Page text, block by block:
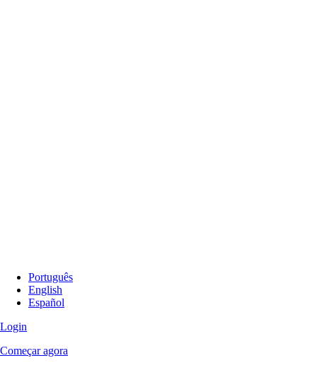
Português
English
Español
Login
Começar agora